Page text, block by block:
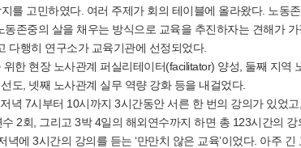
를 고민하였다. 여러 주제가 회의 테이블에 올라왔다. 노동
동존중의 살을 채우는 방식으로 교육을 추진하자는 견해가
다행히 연구소가 교육기관에 선정되었다.
한 현장 노사관계 퍼실리테이터(facilitator) 양성, 둘째 지역
도, 넷째 노사관계 실무 역량 강화 등을 내걸었다.
녁 7시부터 10시까지 3시간동안 서른 한 번의 강의가 있었
2회, 그리고 3박 4일의 해외연수까지 하면 총 123시간의
에 3시간의 강의를 듣는 ‘만만치 않은 교육’이었다. 아주